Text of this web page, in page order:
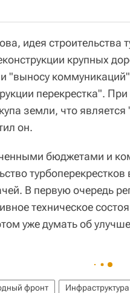
идея строительства
крупных
"выносу
перекрестка".
земли, что
он.
бюджетами и
В первую очередь
техническое
уже думать об
фронт Инфраструктура